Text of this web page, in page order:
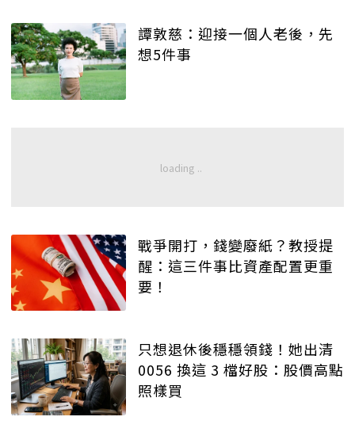
譚敦慈：迎接一個人老後，先
想5件事
戰爭開打，錢變廢紙？教授提
醒：這三件事比資產配置更重
要！
只想退休後穩穩領錢！她出清
0056 換這 3 檔好股：股價高點
照樣買